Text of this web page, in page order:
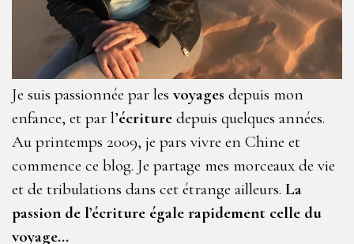
Je suis passionnée par les voyages depuis mon
enfance, et par l’écriture depuis quelques années.
Au printemps 2009, je pars vivre en Chine et
commence ce blog. Je partage mes morceaux de vie
et de tribulations dans cet étrange ailleurs. La
passion de l’écriture égale rapidement celle du
voyage…